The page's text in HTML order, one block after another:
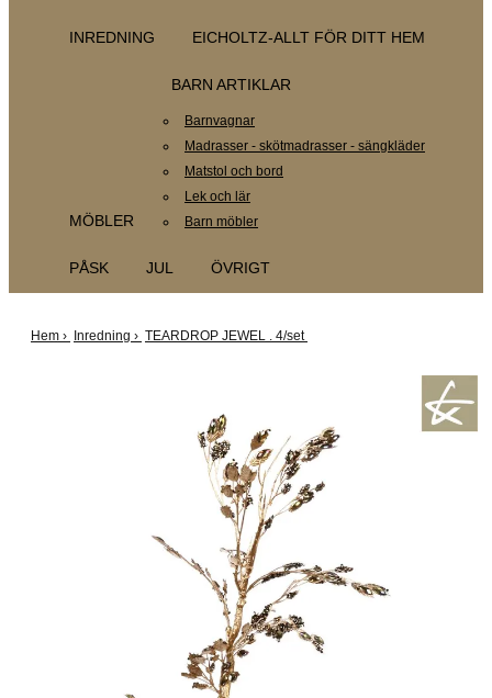
INREDNING EICHOLTZ-ALLT FÖR DITT HEM
MÖBLER
BARN ARTIKLAR
Barnvagnar
Madrasser - skötmadrasser - sängkläder
Matstol och bord
Lek och lär
Barn möbler
PÅSK JUL ÖVRIGT
Hem › Inredning › TEARDROP JEWEL . 4/set